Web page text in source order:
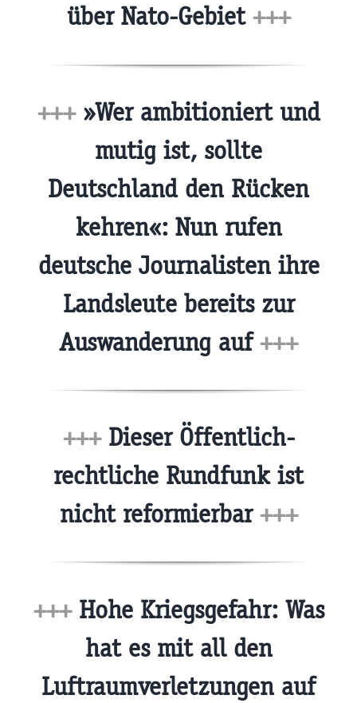
über Nato-Gebiet +++
+++»Wer ambitioniert und
mutig ist, sollte
Deutschland den Rücken
kehren«: Nun rufen
deutsche Journalisten ihre
Landsleute bereits zur
Auswanderung auf+++
+++Dieser Öffentlich-
rechtliche Rundfunk ist
nicht reformierbar+++
+++Hohe Kriegsgefahr: Was
hat es mit all den
Luftraumverletzungen auf